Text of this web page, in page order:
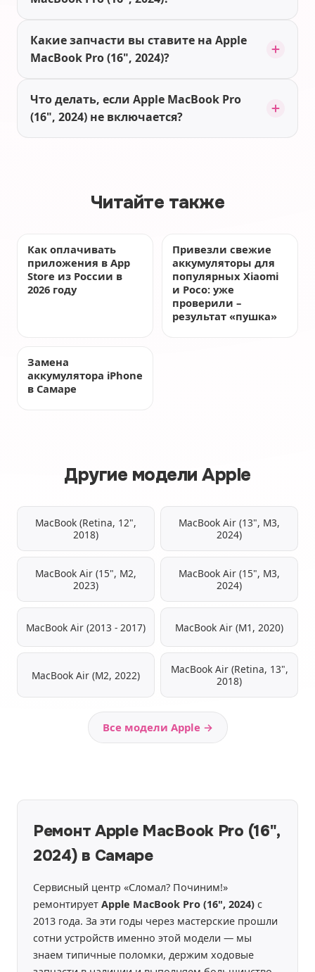
Какие запчасти вы ставите на Apple
MacBook Pro (16", 2024)?
Что делать, если Apple MacBook Pro
(16", 2024) не включается?
Читайте также
Как оплачивать
приложения в App
Store из России в
2026 году
Привезли свежие
аккумуляторы для
популярных Xiaomi
и Poco: уже
проверили –
результат «пушка»
Замена
аккумулятора iPhone
в Самаре
Другие модели Apple
MacBook (Retina, 12",
2018)
MacBook Air (13", M3,
2024)
MacBook Air (15", M2,
2023)
MacBook Air (15", M3,
2024)
MacBook Air (2013 - 2017) MacBook Air (M1, 2020)
MacBook Air (M2, 2022)
MacBook Air (Retina, 13",
2018)
Все модели Apple →
Ремонт Apple MacBook Pro (16",
2024) в Самаре
Сервисный центр «Сломал? Починим!»
ремонтирует Apple MacBook Pro (16", 2024) с
2013 года. За эти годы через мастерские прошли
сотни устройств именно этой модели — мы
знаем типичные поломки, держим ходовые